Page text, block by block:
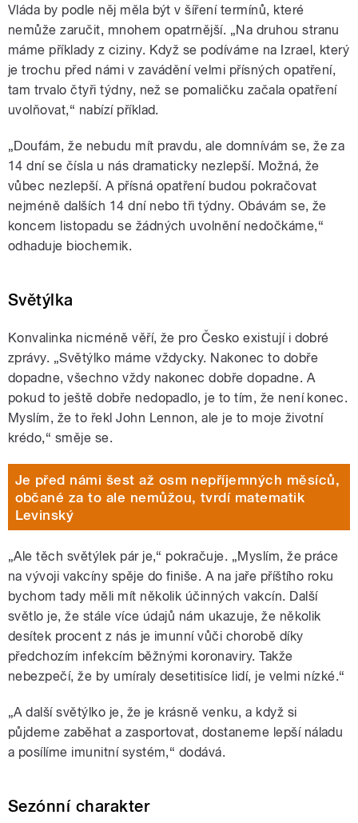
Vláda by podle něj měla být v šíření termínů, které
nemůže zaručit, mnohem opatrnější. „Na druhou stranu
máme příklady z ciziny. Když se podíváme na Izrael, který
je trochu před námi v zavádění velmi přísných opatření,
tam trvalo čtyři týdny, než se pomaličku začala opatření
uvolňovat,“ nabízí příklad.
„Doufám, že nebudu mít pravdu, ale domnívám se, že za
14 dní se čísla u nás dramaticky nezlepší. Možná, že
vůbec nezlepší. A přísná opatření budou pokračovat
nejméně dalších 14 dní nebo tři týdny. Obávám se, že
koncem listopadu se žádných uvolnění nedočkáme,“
odhaduje biochemik.
Světýlka
Konvalinka nicméně věří, že pro Česko existují i dobré
zprávy. „Světýlko máme vždycky. Nakonec to dobře
dopadne, všechno vždy nakonec dobře dopadne. A
pokud to ještě dobře nedopadlo, je to tím, že není konec.
Myslím, že to řekl John Lennon, ale je to moje životní
krédo,“ směje se.
Je před námi šest až osm nepříjemných měsíců,
občané za to ale nemůžou, tvrdí matematik
Levinský
„Ale těch světýlek pár je,“ pokračuje. „Myslím, že práce
na vývoji vakcíny spěje do finiše. A na jaře příštího roku
bychom tady měli mít několik účinných vakcín. Další
světlo je, že stále více údajů nám ukazuje, že několik
desítek procent z nás je imunní vůči chorobě díky
předchozím infekcím běžnými koronaviry. Takže
nebezpečí, že by umíraly desetitisíce lidí, je velmi nízké.“
„A další světýlko je, že je krásně venku, a když si
půjdeme zaběhat a zasportovat, dostaneme lepší náladu
a posílíme imunitní systém,“ dodává.
Sezónní charakter